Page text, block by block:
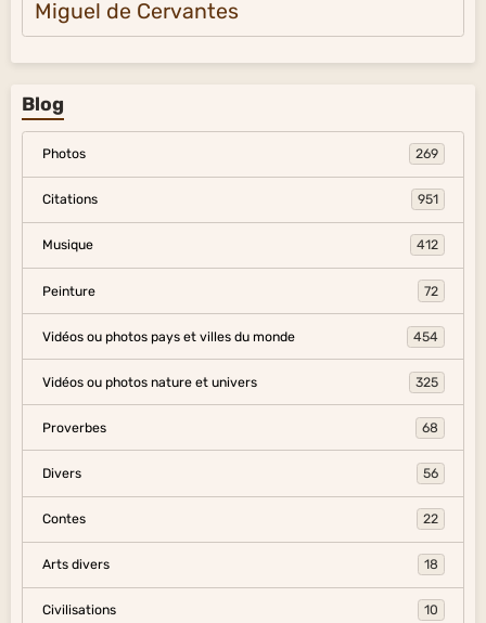
Miguel de Cervantes
Blog
Photos 269
Citations 951
Musique 412
Peinture 72
Vidéos ou photos pays et villes du monde 454
Vidéos ou photos nature et univers 325
Proverbes 68
Divers 56
Contes 22
Arts divers 18
Civilisations 10